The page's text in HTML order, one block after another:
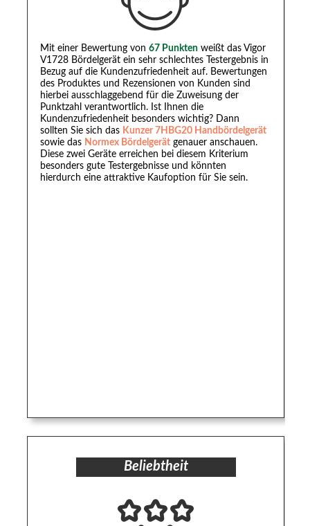
Mit einer Bewertung von 67 Punktenweißt das Vigor
V1728 Bördelgerät ein sehr schlechtes Testergebnis in
Bezug auf die Kundenzufriedenheit auf. Bewertungen
des Produktes und Rezensionen von Kunden sind
hierbei ausschlaggebend für die Zuweisung der
Punktzahl verantwortlich. Ist Ihnen die
Kundenzufriedenheit besonders wichtig? Dann
sollten Sie sich das Kunzer 7HBG20 Handbördelgerät
sowie das Normex Bördelgerätgenauer anschauen.
Diese zwei Geräte erreichen bei diesem Kriterium
besonders gute Testergebnisse und könnten
hierdurch eine attraktive Kaufoption für Sie sein.
Beliebtheit